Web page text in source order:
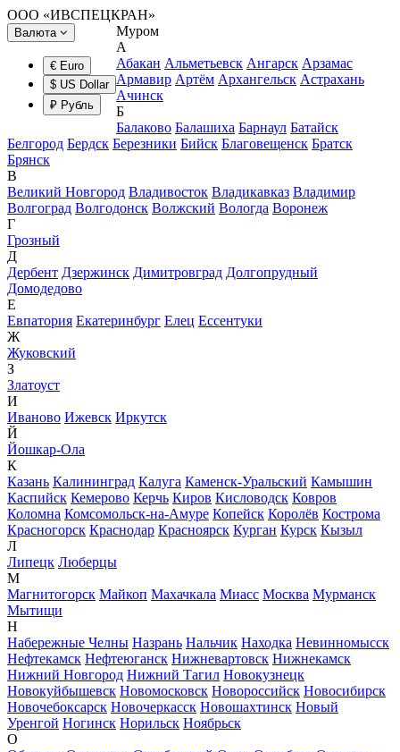
ООО «ИВСПЕЦКРАН»
Валюта
€ Euro
$ US Dollar
₽ Рубль
Муром
А
Абакан Альметьевск Ангарск Арзамас
Армавир Артём Архангельск Астрахань
Ачинск
Б
Балаково Балашиха Барнаул Батайск
Белгород Бердск Березники Бийск Благовещенск Братск
Брянск
В
Великий Новгород Владивосток Владикавказ Владимир
Волгоград Волгодонск Волжский Вологда Воронеж
Г
Грозный
Д
Дербент Дзержинск Димитровград Долгопрудный
Домодедово
Е
Евпатория Екатеринбург Елец Ессентуки
Ж
Жуковский
З
Златоуст
И
Иваново Ижевск Иркутск
Й
Йошкар-Ола
К
Казань Калининград Калуга Каменск-Уральский Камышин
Каспийск Кемерово Керчь Киров Кисловодск Ковров
Коломна Комсомольск-на-Амуре Копейск Королёв Кострома
Красногорск Краснодар Красноярск Курган Курск Кызыл
Л
Липецк Люберцы
М
Магнитогорск Майкоп Махачкала Миасс Москва Мурманск
Мытищи
Н
Набережные Челны Назрань Нальчик Находка Невинномысск
Нефтекамск Нефтеюганск Нижневартовск Нижнекамск
Нижний Новгород Нижний Тагил Новокузнецк
Новокуйбышевск Новомосковск Новороссийск Новосибирск
Новочебоксарск Новочеркасск Новошахтинск Новый
Уренгой Ногинск Норильск Ноябрьск
О